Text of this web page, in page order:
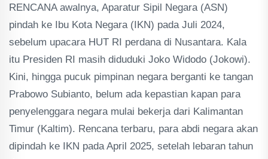
RENCANA awalnya, Aparatur Sipil Negara (ASN)
pindah ke Ibu Kota Negara (IKN) pada Juli 2024,
sebelum upacara HUT RI perdana di Nusantara. Kala
itu Presiden RI masih diduduki Joko Widodo (Jokowi).
Kini, hingga pucuk pimpinan negara berganti ke tangan
Prabowo Subianto, belum ada kepastian kapan para
penyelenggara negara mulai bekerja dari Kalimantan
Timur (Kaltim). Rencana terbaru, para abdi negara akan
dipindah ke IKN pada April 2025, setelah lebaran tahun